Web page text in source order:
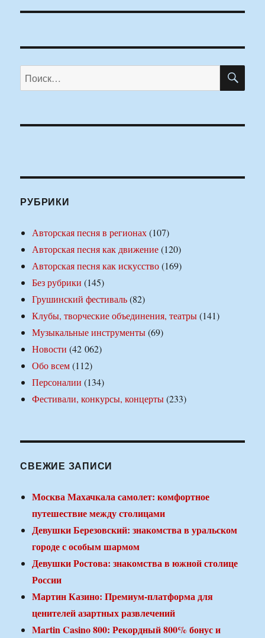
Искать:
РУБРИКИ
Авторская песня в регионах(107)
Авторская песня как движение(120)
Авторская песня как искусство(169)
Без рубрики (145)
Грушинский фестиваль(82)
Клубы, творческие объединения, театры(141)
Музыкальные инструменты(69)
Новости (42 062)
Обо всем(112)
Персоналии (134)
Фестивали, конкурсы, концерты(233)
СВЕЖИЕ ЗАПИСИ
Москва Махачкала самолет: комфортное
путешествие между столицами
Девушки Березовский: знакомства в уральском
городе с особым шармом
Девушки Ростова: знакомства в южной столице
России
Мартин Казино: Премиум-платформа для
ценителей азартных развлечений
Martin Casino 800: Рекордный 800% бонус и